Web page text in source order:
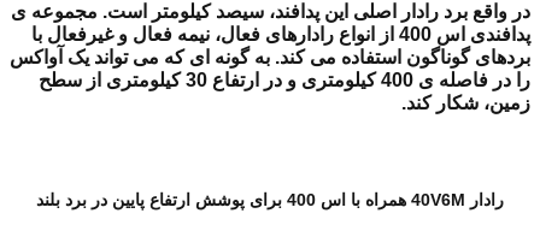
در واقع برد رادار اصلی این پدافند، سیصد کیلومتر است. مجموعه ی
پدافندی اس 400 از انواع رادارهای فعال، نیمه فعال و غیرفعال با
بردهای گوناگون استفاده می کند. به گونه ای که می تواند یک آواکس
را در فاصله ی 400 کیلومتری و در ارتفاع 30 کیلومتری از سطح
زمین، شکار کند.
رادار 40V6M همراه با اس 400 برای پوشش ارتفاع پایین در برد بلند